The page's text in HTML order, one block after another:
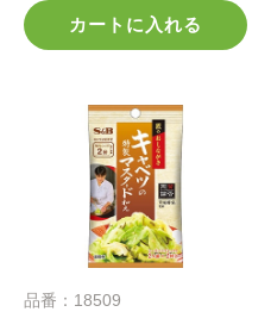
カートに入れる
品番：18509